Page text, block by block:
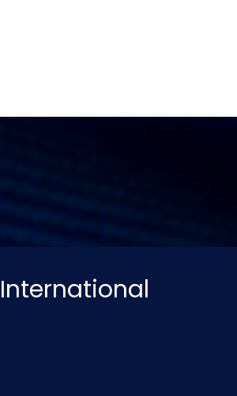
International